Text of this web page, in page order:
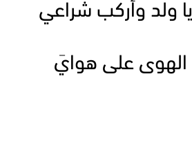
ولد وأركب شراعي
الهوى على هوايَ